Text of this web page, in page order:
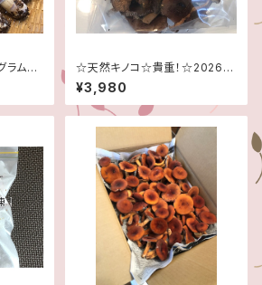
ラム☆
中頃
☆天然キノコ☆貴重！☆2026年
採取☆乾燥チチタケ50グラム！
☆信州産☆きのこ☆
¥3,980